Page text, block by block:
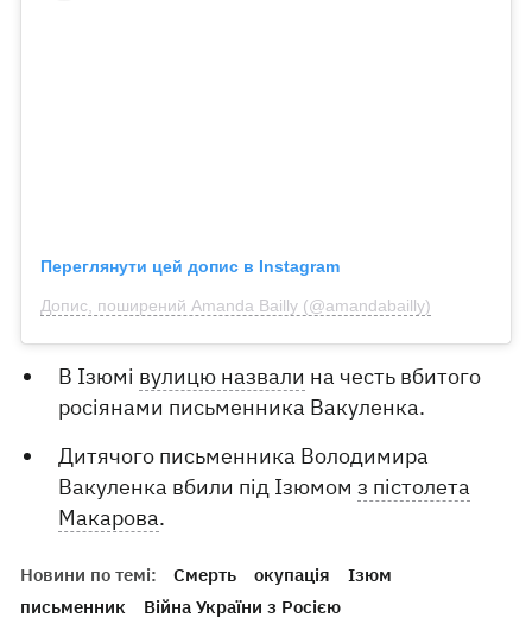
Переглянути цей допис в Instagram
Допис, поширений Amanda Bailly (@amandabailly)
В Ізюмі вулицю назвали на честь вбитого
росіянами письменника Вакуленка.
Дитячого письменника Володимира
Вакуленка вбили під Ізюмомз пістолета
Макарова.
Новини по темі: Смерть окупація
Ізюм
письменник
Війна України з Росією